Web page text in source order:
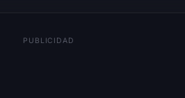
PUBLICIDAD